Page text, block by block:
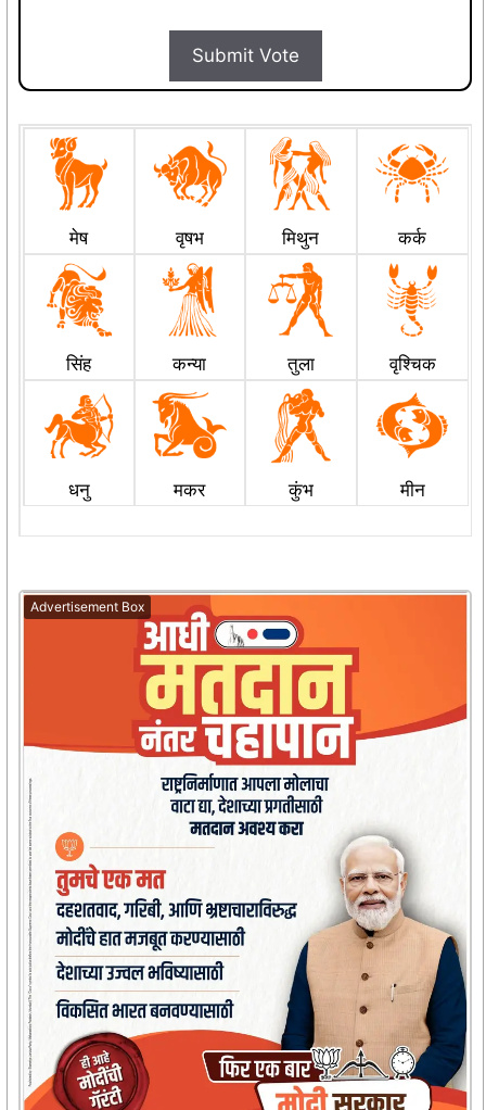
Submit Vote
मेष वृषभ मिथुन कर्क
सिंह कन्या तुला वृश्चिक
धनु मकर कुंभ मीन
Advertisement Box